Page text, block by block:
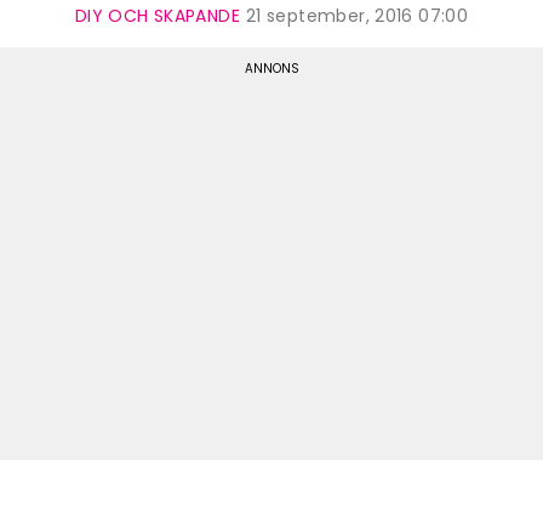
DIY OCH SKAPANDE 21 september, 2016 07:00